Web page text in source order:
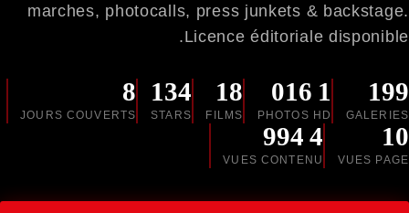
marches, photocalls, press junkets & backstage.
Licence éditoriale disponible.
199
GALERIES
1 016
PHOTOS HD
18
FILMS
134
STARS
8
JOURS COUVERTS
10
VUES PAGE
4 994
VUES CONTENU